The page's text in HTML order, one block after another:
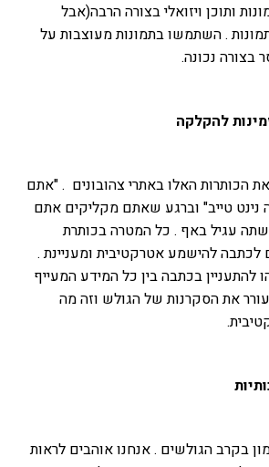
ותוכן ויזואלי בצורה הרבה(אבל
. השתמשו בתמונות מעוצבות על
בצורה נכונה.
להקלקה
הכותרות האלו באתרי צהובונים . "אתם
טייב" וברגע שאתם מקליקים אתם
עגיל באף . כל המטרה בכותרת
לכתבה להישמע אטרקטיבית ומעניינת .
להתעניין בכתבה בין כל המידע המעייף
את הסקרנות של הגולש וזה מה
בקרב הגולשים . אנחנו אוהבים לראות